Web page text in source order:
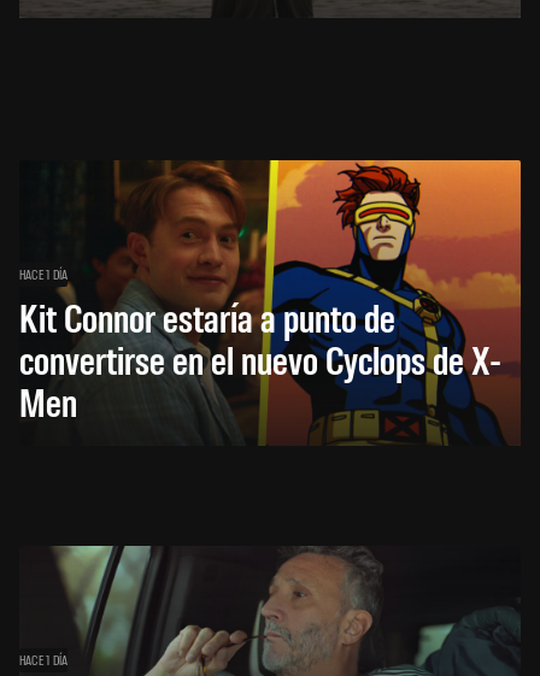
HACE 1 DÍA
Kit Connor estaría a punto de
convertirse en el nuevo Cyclops de X-
Men
HACE 1 DÍA